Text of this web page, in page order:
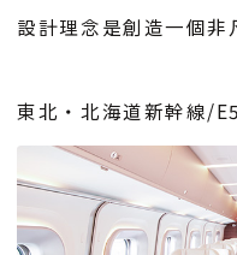
設計理念是創造一個非
東北・北海道新幹線/